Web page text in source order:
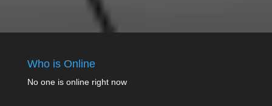
Who is Online
No one is online right now